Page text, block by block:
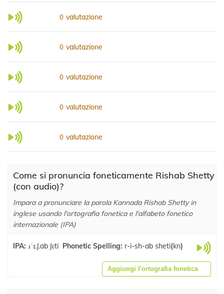
0 valutazione
0 valutazione
0 valutazione
0 valutazione
0 valutazione
Come si pronuncia foneticamente Rishab Shetty
(con audio)?
Impara a pronunciare la parola Kannada Rishab Shetty in
inglese usando l'ortografia fonetica e l'alfabeto fonetico
internazionale (IPA)
IPA: ɹˈɪ.ʃ.ab ʃɛti Phonetic Spelling: r-i-sh-ab sheti(kn)
Aggiungi l'ortografia fonetica